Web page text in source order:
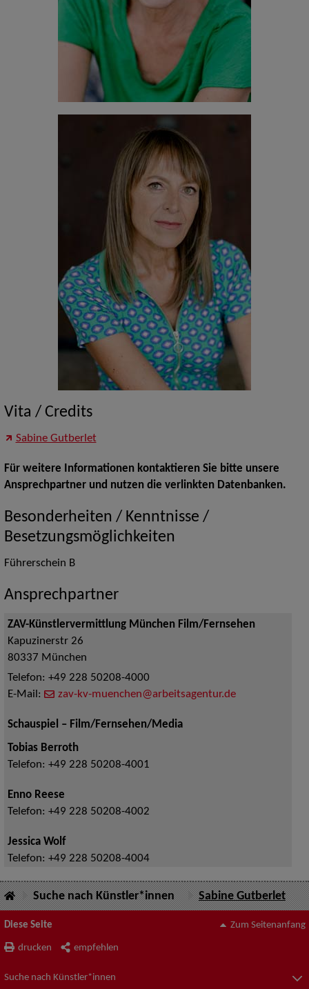
Vita / Credits
Sabine Gutberlet
Für weitere Informationen kontaktieren Sie bitte unsere
Ansprechpartner und nutzen die verlinkten Datenbanken.
Besonderheiten / Kenntnisse /
Besetzungsmöglichkeiten
Führerschein B
Ansprechpartner
ZAV-Künstlervermittlung München Film/Fernsehen
Kapuzinerstr 26
80337 München
Telefon: +49 228 50208-4000
E-Mail:
zav-kv-muenchen@arbeitsagentur.de
Schauspiel – Film/Fernsehen/Media
Tobias Berroth
Telefon: +49 228 50208-4001
Enno Reese
Telefon: +49 228 50208-4002
Jessica Wolf
Telefon: +49 228 50208-4004
Suche nach Künstler*innen Sabine Gutberlet
Diese Seite
drucken empfehlen
Zum Seitenanfang
Suche nach Künstler*innen